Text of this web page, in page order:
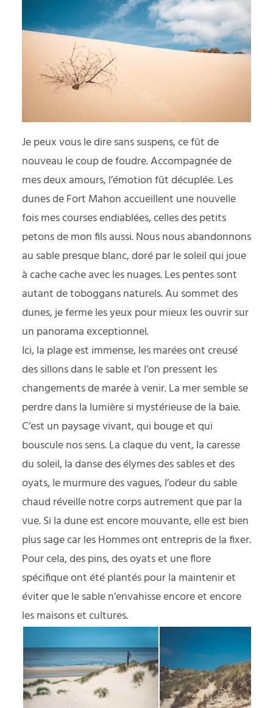
Je peux vous le dire sans suspens, ce fût de
nouveau le coup de foudre. Accompagnée de
mes deux amours, l’émotion fût décuplée. Les
dunes de Fort Mahon accueillent une nouvelle
fois mes courses endiablées, celles des petits
petons de mon fils aussi. Nous nous abandonnons
au sable presque blanc, doré par le soleil qui joue
à cache cache avec les nuages. Les pentes sont
autant de toboggans naturels. Au sommet des
dunes, je ferme les yeux pour mieux les ouvrir sur
un panorama exceptionnel.
Ici, la plage est immense, les marées ont creusé
des sillons dans le sable et l’on pressent les
changements de marée à venir. La mer semble se
perdre dans la lumière si mystérieuse de la baie.
C’est un paysage vivant, qui bouge et qui
bouscule nos sens. La claque du vent, la caresse
du soleil, la danse des élymes des sables et des
oyats, le murmure des vagues, l’odeur du sable
chaud réveille notre corps autrement que par la
vue. Si la dune est encore mouvante, elle est bien
plus sage car les Hommes ont entrepris de la fixer.
Pour cela, des pins, des oyats et une flore
spécifique ont été plantés pour la maintenir et
éviter que le sable n’envahisse encore et encore
les maisons et cultures.